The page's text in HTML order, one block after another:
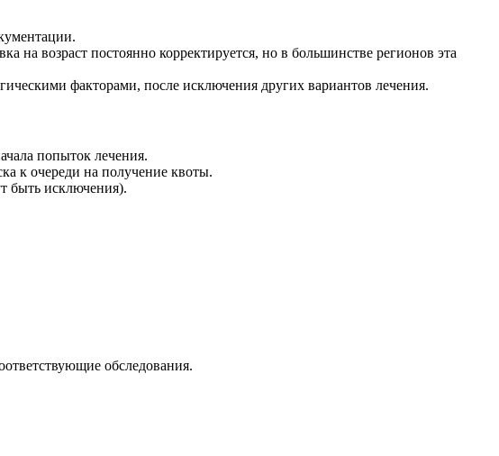
на возраст постоянно корректируется, но в большинстве регионов эта
факторами, после исключения других вариантов лечения.
попыток лечения.
к очереди на получение квоты.
быть исключения).
обследования.